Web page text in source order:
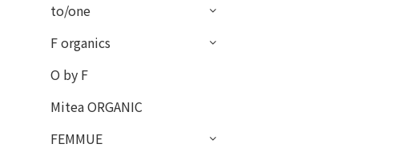
to/one
F organics
O by F
Mitea ORGANIC
FEMMUE